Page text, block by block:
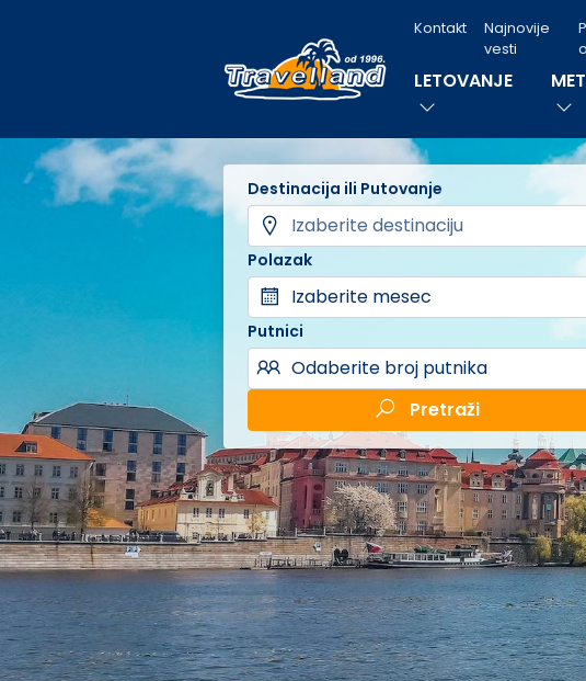
Kontakt
Najnovije
vesti
LETOVANJE
Destinacija ili Putovanje
Polazak
Izaberite mesec
Putnici
Odaberite broj putnika
Pretraži